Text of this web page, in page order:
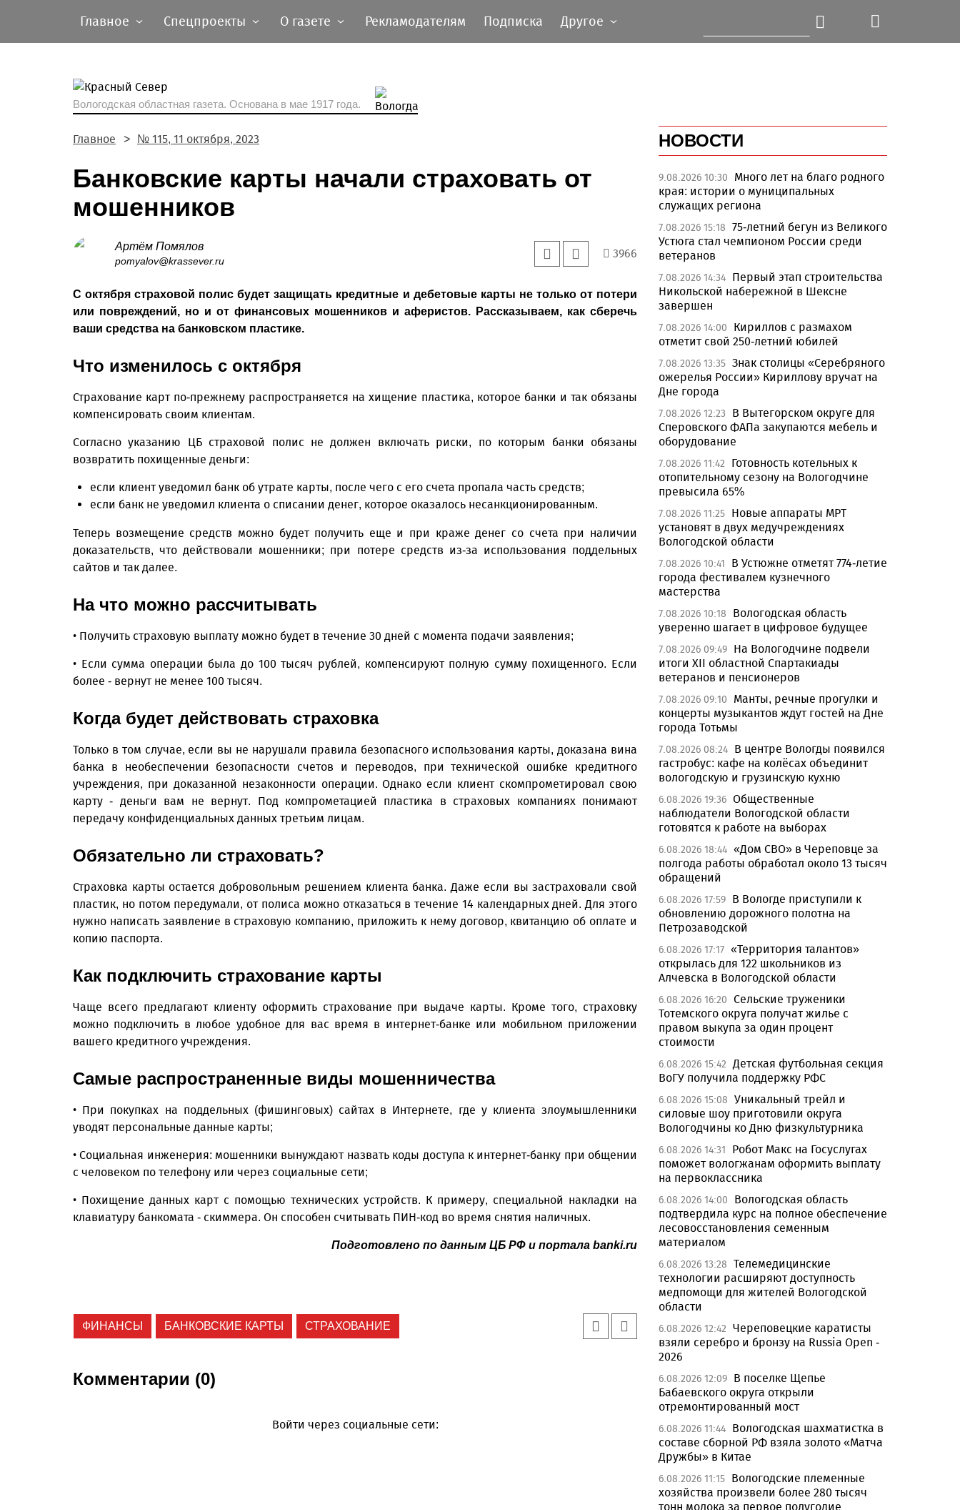
Главное Спецпроекты О газете Рекламодателям Подписка Другое
Вологодская областная газета. Основана в мае 1917 года.
Главное № 115, 11 октября, 2023
Банковские карты начали страховать от
мошенников
Артём Помялов
pomyalov@krassever.ru
3966
С октября страховой полис будет защищать кредитные и дебетовые карты не только от потери
или повреждений, но и от финансовых мошенников и аферистов. Рассказываем, как сберечь
ваши средства на банковском пластике.
Что изменилось с октября
Страхование карт по-прежнему распространяется на хищение пластика, которое банки и так обязаны
компенсировать своим клиентам.
Согласно указанию ЦБ страховой полис не должен включать риски, по которым банки обязаны
возвратить похищенные деньги:
если клиент уведомил банк об утрате карты, после чего с его счета пропала часть средств;
если банк не уведомил клиента о списании денег, которое оказалось несанкционированным.
Теперь возмещение средств можно будет получить еще и при краже денег со счета при наличии
доказательств, что действовали мошенники; при потере средств из-за использования поддельных
сайтов и так далее.
На что можно рассчитывать
• Получить страховую выплату можно будет в течение 30 дней с момента подачи заявления;
• Если сумма операции была до 100 тысяч рублей, компенсируют полную сумму похищенного. Если
более - вернут не менее 100 тысяч.
Когда будет действовать страховка
Только в том случае, если вы не нарушали правила безопасного использования карты, доказана вина
банка в необеспечении безопасности счетов и переводов, при технической ошибке кредитного
учреждения, при доказанной незаконности операции. Однако если клиент скомпрометировал свою
карту - деньги вам не вернут. Под компрометацией пластика в страховых компаниях понимают
передачу конфиденциальных данных третьим лицам.
Обязательно ли страховать?
Страховка карты остается добровольным решением клиента банка. Даже если вы застраховали свой
пластик, но потом передумали, от полиса можно отказаться в течение 14 календарных дней. Для этого
нужно написать заявление в страховую компанию, приложить к нему договор, квитанцию об оплате и
копию паспорта.
Как подключить страхование карты
Чаще всего предлагают клиенту оформить страхование при выдаче карты. Кроме того, страховку
можно подключить в любое удобное для вас время в интернет-банке или мобильном приложении
вашего кредитного учреждения.
Самые распространенные виды мошенничества
• При покупках на поддельных (фишинговых) сайтах в Интернете, где у клиента злоумышленники
уводят персональные данные карты;
• Социальная инженерия: мошенники вынуждают назвать коды доступа к интернет-банку при общении
с человеком по телефону или через социальные сети;
• Похищение данных карт с помощью технических устройств. К примеру, специальной накладки на
клавиатуру банкомата - скиммера. Он способен считывать ПИН-код во время снятия наличных.
Подготовлено по данным ЦБ РФ и портала banki.ru
ФИНАНСЫ БАНКОВСКИЕ КАРТЫ СТРАХОВАНИЕ
Комментарии (0)
Войти через социальные сети:
НОВОСТИ
9.08.2026 10:30
Много лет на благо родного
края: истории о муниципальных
служащих региона
7.08.2026 15:18 75-летний бегун из Великого
Устюга стал чемпионом России среди
ветеранов
7.08.2026 14:34 Первый этап строительства
Никольской набережной в Шексне
завершен
7.08.2026 14:00
Кириллов с размахом
отметит свой 250-летний юбилей
7.08.2026 13:35 Знак столицы «Серебряного
ожерелья России» Кириллову вручат на
Дне города
7.08.2026 12:23
В Вытегорском округе для
Сперовского ФАПа закупаются мебель и
оборудование
7.08.2026 11:42
Готовность котельных к
отопительному сезону на Вологодчине
превысила 65%
7.08.2026 11:25 Новые аппараты МРТ
установят в двух медучреждениях
Вологодской области
7.08.2026 10:41
В Устюжне отметят 774-летие
города фестивалем кузнечного
мастерства
7.08.2026 10:18
Вологодская область
уверенно шагает в цифровое будущее
7.08.2026 09:49 На Вологодчине подвели
итоги XII областной Спартакиады
ветеранов и пенсионеров
7.08.2026 09:10
Манты, речные прогулки и
концерты музыкантов ждут гостей на Дне
города Тотьмы
7.08.2026 08:24 В центре Вологды появился
гастробус: кафе на колёсах объединит
вологодскую и грузинскую кухню
6.08.2026 19:36 Общественные
наблюдатели Вологодской области
готовятся к работе на выборах
6.08.2026 18:44 «Дом СВО» в Череповце за
полгода работы обработал около 13 тысяч
обращений
6.08.2026 17:59 В Вологде приступили к
обновлению дорожного полотна на
Петрозаводской
6.08.2026 17:17 «Территория талантов»
открылась для 122 школьников из
Алчевска в Вологодской области
6.08.2026 16:20 Сельские труженики
Тотемского округа получат жилье с
правом выкупа за один процент
стоимости
6.08.2026 15:42 Детская футбольная секция
ВоГУ получила поддержку РФС
6.08.2026 15:08 Уникальный трейл и
силовые шоу приготовили округа
Вологодчины ко Дню физкультурника
6.08.2026 14:31
Робот Макс на Госуслугах
поможет вологжанам оформить выплату
на первоклассника
6.08.2026 14:00
Вологодская область
подтвердила курс на полное обеспечение
лесовосстановления семенным
материалом
6.08.2026 13:28 Телемедицинские
технологии расширяют доступность
медпомощи для жителей Вологодской
области
6.08.2026 12:42 Череповецкие каратисты
взяли серебро и бронзу на Russia Open -
2026
6.08.2026 12:09 В поселке Щепье
Бабаевского округа открыли
отремонтированный мост
6.08.2026 11:44 Вологодская шахматистка в
составе сборной РФ взяла золото «Матча
Дружбы» в Китае
6.08.2026 11:15 Вологодские племенные
хозяйства произвели более 280 тысяч
тонн молока за первое полугодие